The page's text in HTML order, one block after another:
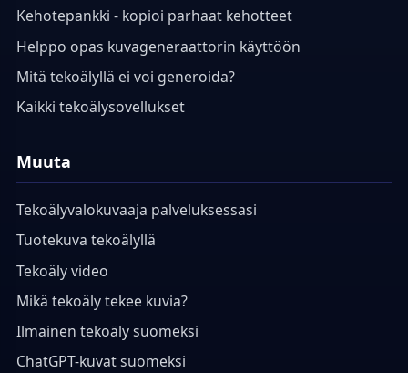
Kehotepankki - kopioi parhaat kehotteet
Helppo opas kuvageneraattorin käyttöön
Mitä tekoälyllä ei voi generoida?
Kaikki tekoälysovellukset
Muuta
Tekoälyvalokuvaaja palveluksessasi
Tuotekuva tekoälyllä
Tekoäly video
Mikä tekoäly tekee kuvia?
Ilmainen tekoäly suomeksi
ChatGPT-kuvat suomeksi